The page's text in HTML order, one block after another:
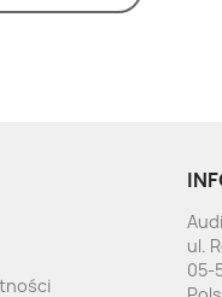
ul.
05-